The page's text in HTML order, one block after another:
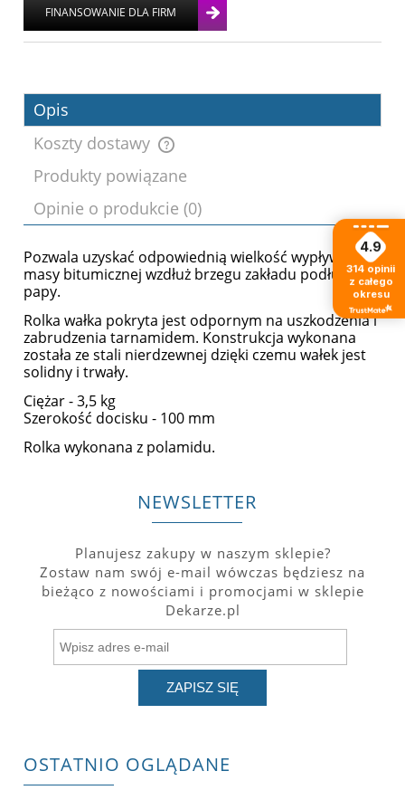
Opis
Koszty dostawy
płatności
Produkty powiązane
Opinie o produkcie (0)
Pozwala uzyskać odpowiednią wielkość wypływu
masy bitumicznej wzdłuż brzegu zakładu podłużnego
papy.
Rolka wałka pokryta jest odpornym na uszkodzenia i
zabrudzenia tarnamidem. Konstrukcja wykonana
została ze stali nierdzewnej dzięki czemu wałek jest
solidny i trwały.
Ciężar - 3,5 kg
Szerokość docisku - 100 mm
Rolka wykonana z polamidu.
NEWSLETTER
Planujesz zakupy w naszym sklepie?
Zostaw nam swój e-mail wówczas będziesz na
bieżąco z nowościami i promocjami w sklepie
Dekarze.pl
ZAPISZ SIĘ
OSTATNIO OGLĄDANE
4.9
314 opinii
z całego
okresu